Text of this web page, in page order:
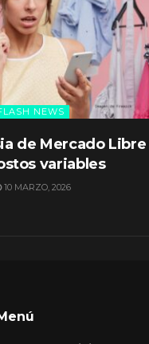
NEWS
de Mercado Libre
variables
10 MARZO, 2026